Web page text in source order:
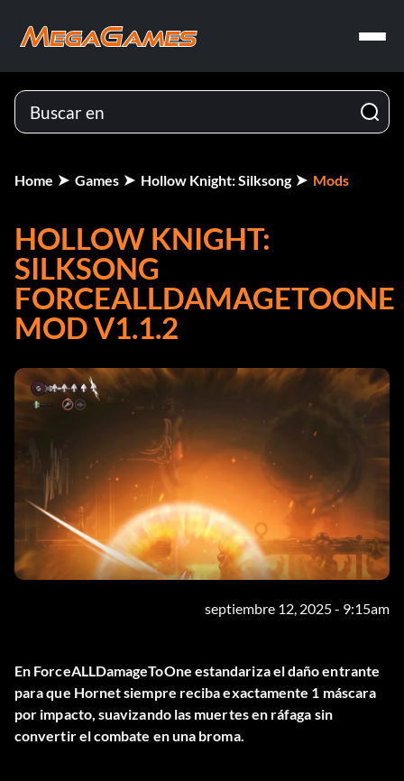
Home Games Hollow Knight: Silksong Mods
HOLLOW KNIGHT:
SILKSONG
FORCEALLDAMAGETOONE
MOD V1.1.2
septiembre 12, 2025 - 9:15am
En ForceALLDamageToOne estandariza el daño entrante
para que Hornet siempre reciba exactamente 1 máscara
por impacto, suavizando las muertes en ráfaga sin
convertir el combate en una broma.